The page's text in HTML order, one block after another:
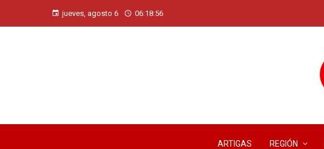
jueves, agosto 6 06:18:58
ARTIGAS REGIÓN